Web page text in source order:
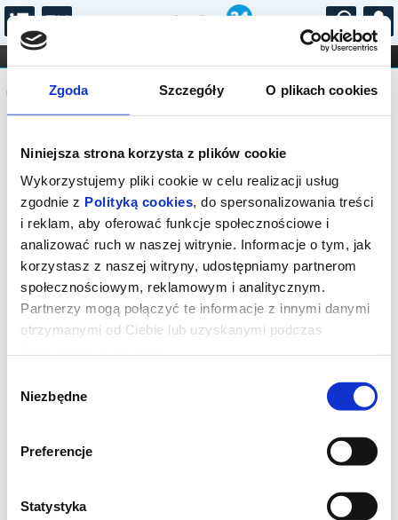
Zgoda Szczegóły O plikach cookies
Niniejsza strona korzysta z plików cookie
Wykorzystujemy pliki cookie w celu realizacji usług
zgodnie z Polityką cookies, do spersonalizowania treści
i reklam, aby oferować funkcje społecznościowe i
analizować ruch w naszej witrynie. Informacje o tym, jak
korzystasz z naszej witryny, udostępniamy partnerom
społecznościowym, reklamowym i analitycznym.
Partnerzy mogą połączyć te informacje z innymi danymi
otrzymanymi od Ciebie lub uzyskanymi podczas
zgody
Niezbędne
Preferencje
Statystyka
...
FILHARMONIA OPERA I BALET
STAND-UP
DLA DZIECI
Komunikat
Sprzedaż biletów on-line na wydarzenie
została zakończona.